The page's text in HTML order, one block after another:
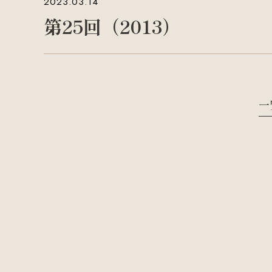
第25回（2013）